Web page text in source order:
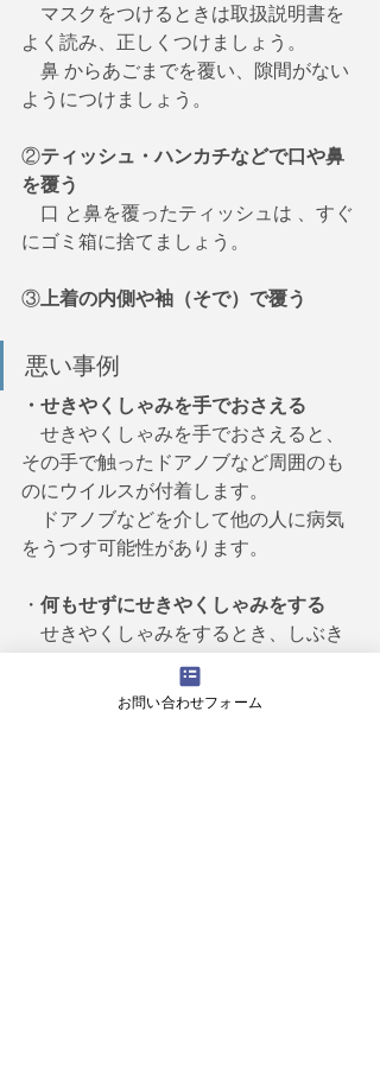
マスクをつけるときは取扱説明書を
よく読み、正しくつけましょう。
鼻 からあごまでを覆い、隙間がない
ようにつけましょう。
②ティッシュ・ハンカチなどで口や鼻
を覆う
口 と鼻を覆ったティッシュは 、すぐ
にゴミ箱に捨てましょう。
③上着の内側や袖（そで）で覆う
悪い事例
・せきやくしゃみを手でおさえる
せきやくしゃみを手でおさえると、
その手で触ったドアノブなど周囲のも
のにウイルスが付着します。
ドアノブなどを介して他の人に病気
をうつす可能性があります。
・ 何もせずにせきやくしゃみをする
せきやくしゃみをするとき、しぶき
が2mほど飛びます。
しぶきには病原体が含まれている可
お問い合わせフォーム